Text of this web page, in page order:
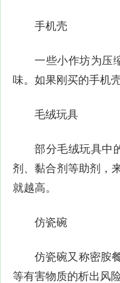
手机壳
一些小作坊为压
味。如果刚买的手机
毛绒玩具
部分毛绒玩具中
剂、黏合剂等助剂，
就越高。
仿瓷碗
仿瓷碗又称密胺
等有害物质的析出风险